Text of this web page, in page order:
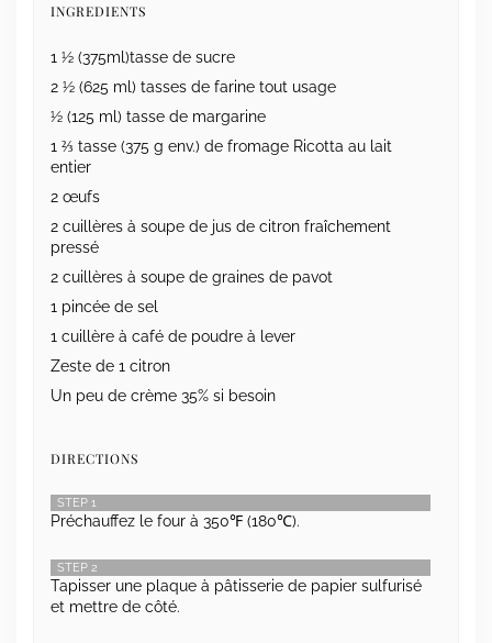
INGREDIENTS
1 ½ (375ml)tasse de sucre
2 ½ (625 ml) tasses de farine tout usage
½ (125 ml) tasse de margarine
1 ⅔ tasse (375 g env.) de fromage Ricotta au lait
entier
2 œufs
2 cuillères à soupe de jus de citron fraîchement
pressé
2 cuillères à soupe de graines de pavot
1 pincée de sel
1 cuillère à café de poudre à lever
Zeste de 1 citron
Un peu de crème 35% si besoin
DIRECTIONS
STEP 1
Préchauffez le four à 350℉ (180℃).
STEP 2
Tapisser une plaque à pâtisserie de papier sulfurisé
et mettre de côté.